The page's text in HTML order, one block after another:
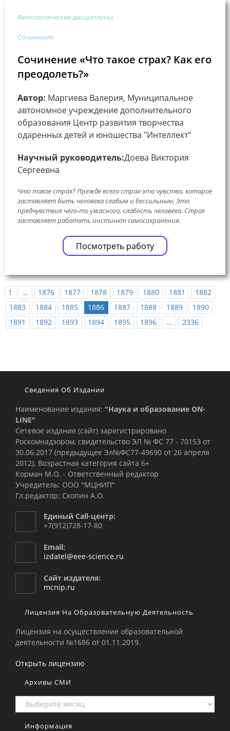
Филологические дисциплины
Сочинение
Сочинение «Что такое страх? Как его
преодолеть?»
Автор: Маргиева Валерия, Муниципальное
автономное учреждение дополнительного
образования Центр развития творчества
одаренных детей и юношества "Интеллект"
Научный руководитель:Доева Виктория
Сергеевна
Что такое страх? Прежде всего страх-это чувство, которое
заставляет быть человека слабым и бессильным. Это
предчувствие чего-то ужасного, слабость человека. Страх
заставляет работать инстинкт самосохранения.
Посмотреть работу
1 ... 1876 1877 1878 1879 1880 1881
1882
1883
1884 1885 1886 1887 1888 1889
1890
1891
1892 1893 1894 1895 1896 ... 2336
Сведения Об Издании
Наименование издания: "Наука и образование ON-
LINE"
Сетевое издание (сайт) зарегистрировано
Роскомнадзором, свидетельство ЭЛ № ФС 77 - 70153 от
30.06.2017 (предыдущее Эл№ФC77-49690 от 26 апреля
2012). Возрастная категория сайта 6+
Корман М.О. - Ответственный редактор
Учредитель: ООО "МЦНИП"
Гл.редактор: Скопин А.О.
Единый Call-центр:
+7(912)728-17-80
Email:
izdatel@eee-science.ru
Сайт издателя:
mcnip.ru
Лицензия На Образовательную Деятельность
Лицензия на осуществление образовательной
деятельности №1686 от 01.11.2019.
Открыть лицензию
Архивы СМИ
Архивы
СМИ
Информация